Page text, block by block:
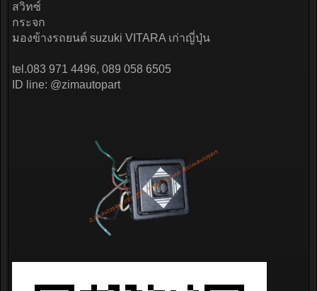
สวิทซ์
กระจก
มองข้างรถยนต์ suzuki VITARA เก่าญี่ปุ่น
tel.083 971 4496, 089 058 6505
ID line: @zimautopart